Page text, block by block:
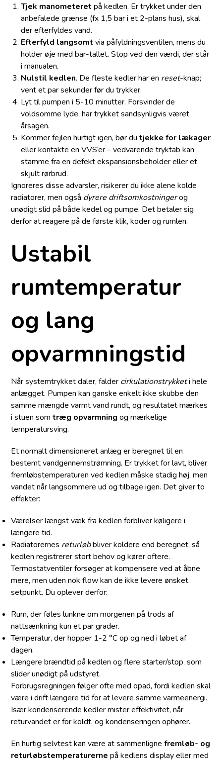
Tjek manometeret på kedlen. Er trykket under den
anbefalede grænse (fx 1,5 bar i et 2-plans hus), skal
der efterfyldes vand.
Efterfyld langsomt via påfyldningsventilen, mens du
holder øje med bar-tallet. Stop ved den værdi, der står
i manualen.
Nulstil kedlen. De fleste kedler har en reset-knap;
vent et par sekunder før du trykker.
Lyt til pumpen i 5-10 minutter. Forsvinder de
voldsomme lyde, har trykket sandsynligvis været
årsagen.
Kommer fejlen hurtigt igen, bør dutjekke for lækager
eller kontakte en VVS’er – vedvarende tryktab kan
stamme fra en defekt ekspansionsbeholder eller et
skjult rørbrud.
Ignoreres disse advarsler, risikerer du ikke alene kolde
radiatorer, men også dyrere driftsomkostningerog
unødigt slid på både kedel og pumpe. Det betaler sig
derfor at reagere på de første klik, koder og rumlen.
Ustabil
rumtemperatur
og lang
opvarmningstid
Når systemtrykket daler, falder cirkulationstrykketi hele
anlægget. Pumpen kan ganske enkelt ikke skubbe den
samme mængde varmt vand rundt, og resultatet mærkes
i stuen somtræg opvarmning og mærkelige
temperatursving.
Et normalt dimensioneret anlæg er beregnet til en
bestemt vandgennemstrømning. Er trykket for lavt, bliver
fremløbstemperaturen ved kedlen måske stadig høj, men
vandet når langsommere ud og tilbage igen. Det giver to
effekter:
Værelser længst væk fra kedlen forbliver køligere i
længere tid.
Radiatorernes returløbbliver koldere end beregnet, så
kedlen registrerer stort behov og kører oftere.
Termostatventiler forsøger at kompensere ved at åbne
mere, men uden nok flow kan de ikke levere ønsket
setpunkt. Du oplever derfor:
Rum, der føles lunkne om morgenen på trods af
nattsænkning kun et par grader.
Temperatur, der hopper 1-2 °C op og ned i løbet af
dagen.
Længere brændtid på kedlen og flere starter/stop, som
slider unødigt på udstyret.
Forbrugsregningen følger ofte med opad, fordi kedlen skal
være i drift længere tid for at levere samme varmeenergi.
Især kondenserende kedler mister effektivitet, når
returvandet er for koldt, og kondenseringen ophører.
En hurtig selvtest kan være at sammenlignefremløb- og
returløbstemperaturerne på kedlens display eller med